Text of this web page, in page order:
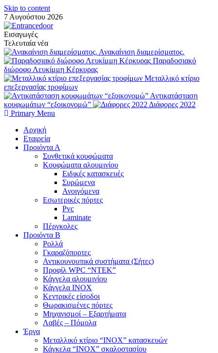
Skip to content
7 Αυγούστου 2026
Εισαγωγές
Τελευταία νέα
Ανακαίνιση διαμερίσματος.
Παραδοσιακό
διώροφο Λευκίμμη Κέρκυρας
Μεταλλικό κτίριο
επεξεργασίας τροφίμων
Αντικατάσταση
κουφωμάτων “εξοικονομώ”
Διάφορες 2022
Primary Menu
Αρχική
Εταιρεία
Προιόντα Α
Συνθετικά κουφώματα
Κουφώματα αλουμινίου
Ειδικές κατασκευές
Συρώμενα
Ανοιγόμενα
Εσωτερικές πόρτες
Pvc
Laminate
Πέργκολες
Προιόντα Β
Ρολλά
Γκαραζόπορτες
Αντικουνουπικά συστήματα (Σήτες)
Προφίλ WPC “ΝΤΕΚ”
Κάγγελα αλουμινίου
Κάγγελα INOX
Κεντρικές είσοδοι
Θωρακισμένες πόρτες
Μηχανισμοί – Εξαρτήματα
Λαβές – Πόμολα
Έργα
Μεταλλικό κτίριο “INOX” κατασκευών
Κάγκελα “INOX” σκαλοστασίου